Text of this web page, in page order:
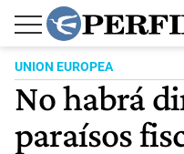
UNION EUROPEA
No habrá
paraísos